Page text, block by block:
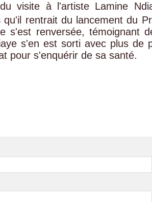
visite à l'artiste Lamine
rentrait du lancement du
s'est renversée, témoignant
s'en est sorti avec plus de
pour s'enquérir de sa santé.